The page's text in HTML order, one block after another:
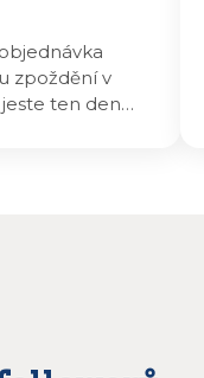
zpoždění v
jeste ten den